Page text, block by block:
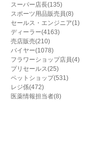
スーパー店長(135)
スポーツ用品販売員(8)
セールス・エンジニア(1)
ディーラー(4163)
売店販売(210)
バイヤー(1078)
フラワーショップ店員(4)
プリセールス(25)
ペットショップ(531)
レジ係(472)
医薬情報担当者(8)